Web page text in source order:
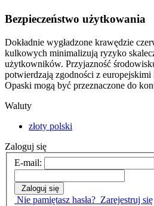
Bezpieczeństwo użytkowania
Dokładnie wygładzone krawędzie
kulkowych minimalizują ryzyko
użytkowników. Przyjazność
potwierdzają zgodności z
Opaski mogą być przeznaczone do
Waluty
złoty polski
Zaloguj się
E-mail:
Zaloguj się
Nie pamiętasz hasła? Zarejestruj się